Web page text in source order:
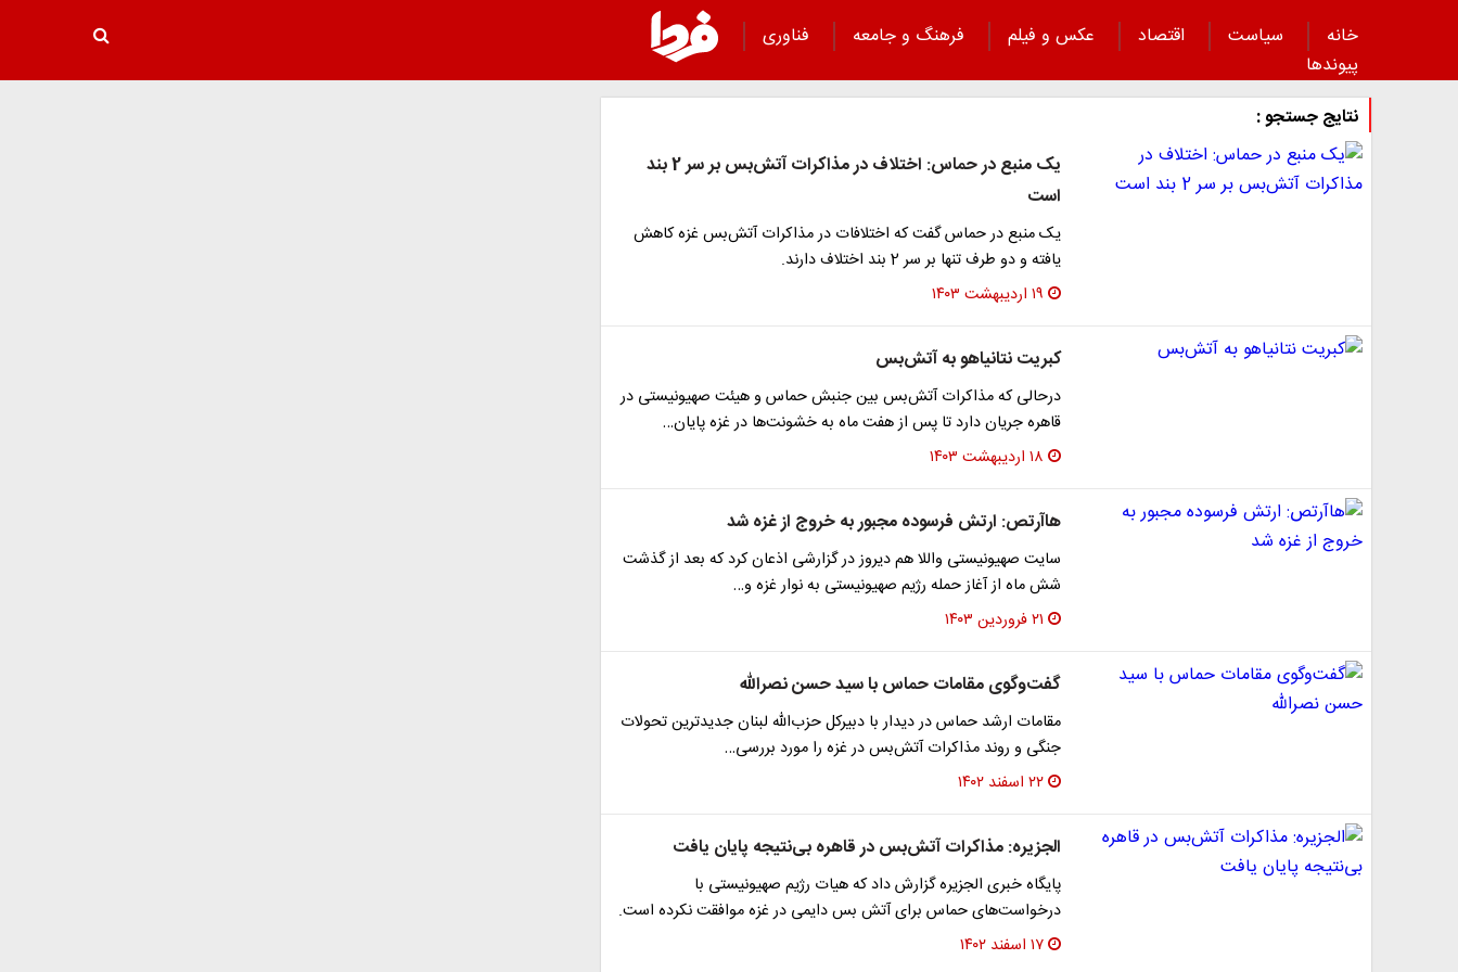
خانه سیاست اقتصاد عکس و فیلم فرهنگ و جامعه
فناوری
پیوند‌ها
نتایج جستجو :
یک منبع در حماس: اختلاف در مذاکرات آتش‌بس بر سر 2 بند
است
یک منبع در حماس گفت که اختلافات در مذاکرات آتش‌بس غزه کاهش
یافته و دو طرف تنها بر سر 2 بند اختلاف دارند.
۱۹ اردیبهشت ۱۴۰۳
کبریت نتانیاهو به آتش‌بس
درحالی که مذاکرات آتش‌بس بین جنبش حماس و هیئت صهیونیستی در
قاهره جریان دارد تا پس از هفت ماه به خشونت‌ها در غزه پایان…
۱۸ اردیبهشت ۱۴۰۳
هاآرتص: ارتش فرسوده مجبور به خروج از غزه شد
سایت صهیونیستی واللا هم دیروز در گزارشی اذعان کرد که بعد از گذشت
شش ماه از آغاز حمله رژیم صهیونیستی به نوار غزه و…
۲۱ فروردین ۱۴۰۳
گفت‌و‌گوی مقامات حماس با سید حسن نصرالله
مقامات ارشد حماس در دیدار با دبیرکل حزب‌الله لبنان جدیدترین تحولات
جنگی و روند مذاکرات آتش‌بس در غزه را مورد بررسی…
۲۲ اسفند ۱۴۰۲
الجزیره: مذاکرات آتش‌بس در قاهره بی‌نتیجه پایان یافت
پایگاه خبری الجزیره گزارش داد که هیات رژیم صهیونیستی با
درخواست‌های حماس برای آتش بس دایمی در غزه موافقت نکرده است.
۱۷ اسفند ۱۴۰۲